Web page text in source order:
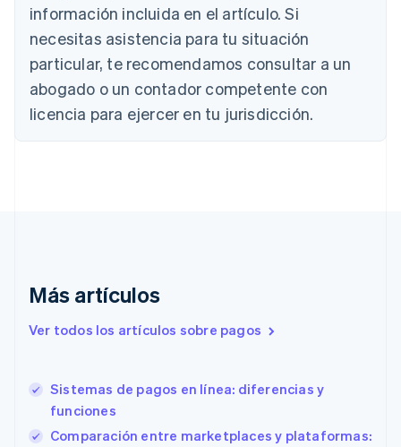
información incluida en el artículo. Si
necesitas asistencia para tu situación
particular, te recomendamos consultar a un
abogado o un contador competente con
licencia para ejercer en tu jurisdicción.
Más artículos
Ver todos los artículos sobre pagos
Sistemas de pagos en línea: diferencias y
funciones
Comparación entre marketplaces y plataformas:
Brasil
Bulgaria
English
Canadá
EnglishFrançais
China continental
Eslovaquia
Eslovenia
EspañolEnglish
Estados Unidos
English Español 简体中文